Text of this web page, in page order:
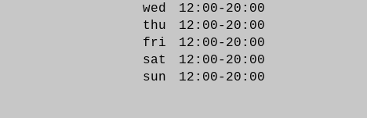
wed 12:00-20 :00
thu 12:00-20:00
fri 12:00-20:00
sat 12:00-20:00
sun 12:00-20:00